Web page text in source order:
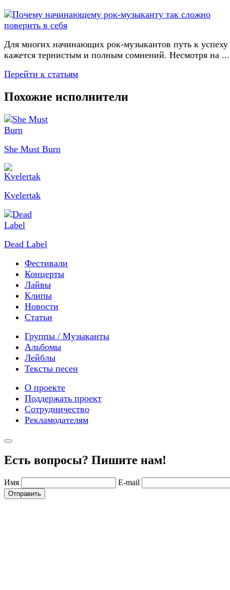
Для многих начинающих рок-музыкантов путь к успеху
кажется тернистым и полным сомнений. Несмотря на ...
Перейти к статьям
Похожие исполнители
She Must Burn
Kvelertak
Dead Label
Фестивали
Концерты
Лайвы
Клипы
Новости
Статьи
Группы / Музыканты
Альбомы
Лейблы
Тексты песен
О проекте
Поддержать проект
Сотрудничество
Рекламодателям
Есть вопросы? Пишите нам!
Имя E-mail